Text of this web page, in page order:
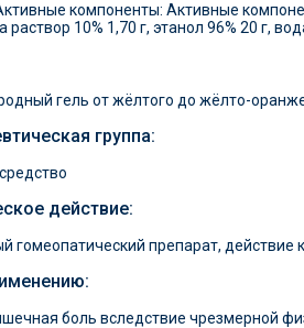
компоненты: Активные
раствор 10% 1,70 г, этанол 96% 20 г,
гель от жёлтого до жёлто-
группа:
действие:
гомеопатический препарат, действие
боль вследствие чрезмерной